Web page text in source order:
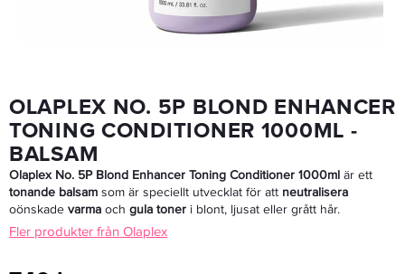
LÄGG I VARUKORGEN
OLAPLEX NO. 5P BLOND ENHANCER
TONING CONDITIONER 1000ML -
BALSAM
Olaplex No. 5P Blond Enhancer Toning Conditioner 1000ml är ett
tonande balsam som är speciellt utvecklat för att neutralisera
oönskade varma och gula toner i blont, ljusat eller grått hår.
Fler produkter från Olaplex